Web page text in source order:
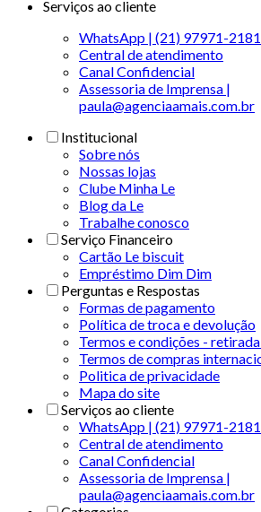
Serviços ao cliente
WhatsApp | (21) 97971-2181
Central de atendimento
Canal Confidencial
Assessoria de Imprensa |
paula@agenciaamais.com.br
Institucional
Sobre nós
Nossas lojas
Clube Minha Le
Blog da Le
Trabalhe conosco
Serviço Financeiro
Cartão Le biscuit
Empréstimo Dim Dim
Perguntas e Respostas
Formas de pagamento
Política de troca e devolução
Termos e condições -
Termos de compras
Politica de privacidade
Mapa do site
Serviços ao cliente
WhatsApp | (21) 97971-2181
Central de atendimento
Canal Confidencial
Assessoria de Imprensa |
paula@agenciaamais.com.br